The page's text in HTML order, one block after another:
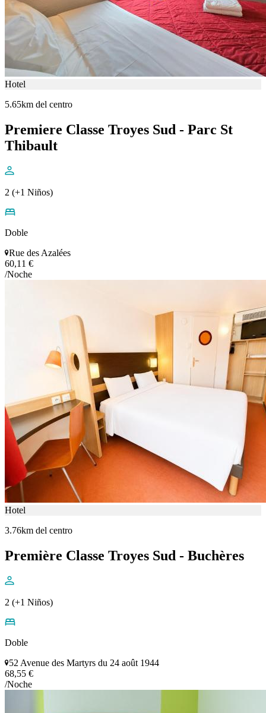
Hotel
5.65km del centro
Premiere Classe Troyes Sud - Parc St
Thibault
2 (+1 Niños)
Doble
Rue des Azalées
60,11 €
/Noche
Hotel
3.76km del centro
Première Classe Troyes Sud - Buchères
2 (+1 Niños)
Doble
52 Avenue des Martyrs du 24 août 1944
68,55 €
/Noche